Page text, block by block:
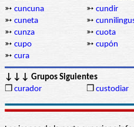
➳ cuncuna ➳ cundir
➳ cuneta ➳
➳ cunza ➳ cuota
➳ cupo ➳ cupón
➳ cura
↓↓↓ Grupos Siguientes
❒ curador ❒ custodiar